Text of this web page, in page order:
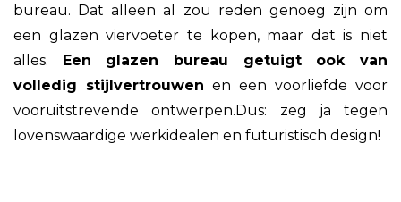
bureau. Dat alleen al zou reden genoeg zijn om
een glazen viervoeter te kopen, maar dat is niet
alles. Een glazen bureau getuigt ook van
volledig stijlvertrouwen en een voorliefde voor
vooruitstrevende ontwerpen.Dus: zeg ja tegen
lovenswaardige werkidealen en futuristisch design!